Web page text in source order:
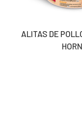
ALITAS DE